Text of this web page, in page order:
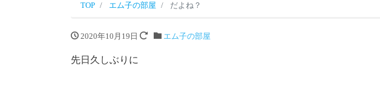
TOP エム子の部屋 だよね？
2020年10月19日 エム子の部屋
先日久しぶりに